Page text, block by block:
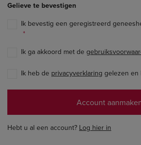
Gelieve te bevestigen
Ik bevestig een geregistreerd
Ik ga akkoord met de
Ik heb de privacyverklaring gelezen en
Hebt u al een account? Log hier in